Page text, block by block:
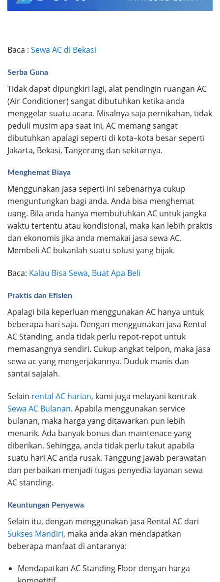
Baca : Sewa AC di Bekasi
Serba Guna
Tidak dapat dipungkiri lagi, alat pendingin ruangan AC
(Air Conditioner) sangat dibutuhkan ketika anda
menggelar suatu acara. Misalnya saja pernikahan, tidak
peduli musim apa saat ini, AC memang sangat
dibutuhkan apalagi seperti di kota–kota besar seperti
Jakarta, Bekasi, Tangerang dan sekitarnya.
Menghemat Biaya
Menggunakan jasa seperti ini sebenarnya cukup
menguntungkan bagi anda. Anda bisa menghemat
uang. Bila anda hanya membutuhkan AC untuk jangka
waktu tertentu atau kondisional, maka kan lebih praktis
dan ekonomis jika anda memakai jasa sewa AC.
Membeli AC bukanlah suatu solusi yang bijak.
Baca: Kalau Bisa Sewa, Buat Apa Beli
Praktis dan Efisien
Apalagi bila keperluan menggunakan AC hanya untuk
beberapa hari saja. Dengan menggunakan jasa Rental
AC Standing, anda tidak perlu repot-repot untuk
memasangnya sendiri. Cukup angkat telpon, maka jasa
sewa ac yang mengerjakannya. Duduk manis dan
santai sajalah.
Selain rental AC harian, kami juga melayani kontrak
Sewa AC Bulanan. Apabila menggunakan service
bulanan, maka harga yang ditawarkan pun lebih
menarik. Ada banyak bonus dan maintenace yang
diberikan. Sehingga, anda tidak perlu takut apabila
suatu hari AC anda rusak. Tanggung jawab perawatan
dan perbaikan menjadi tugas penyedia layanan sewa
AC standing.
Keuntungan Penyewa
Selain itu, dengan menggunakan jasa Rental AC dari
Sukses Mandiri, maka anda akan mendapatkan
beberapa manfaat di antaranya:
Mendapatkan AC Standing Floor dengan harga